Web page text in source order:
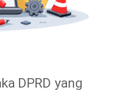
DPRD yang